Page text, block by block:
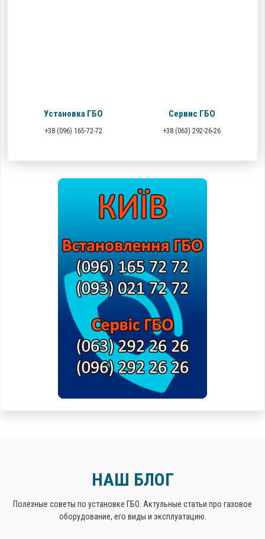
Установка ГБО
+38 (096) 165-72-72
Сервис ГБО
+38 (063) 292-26-26
НАШ БЛОГ
Полезные советы по установке ГБО. Актульные статьи про газовое
оборудование, его виды и эксплуатацию.